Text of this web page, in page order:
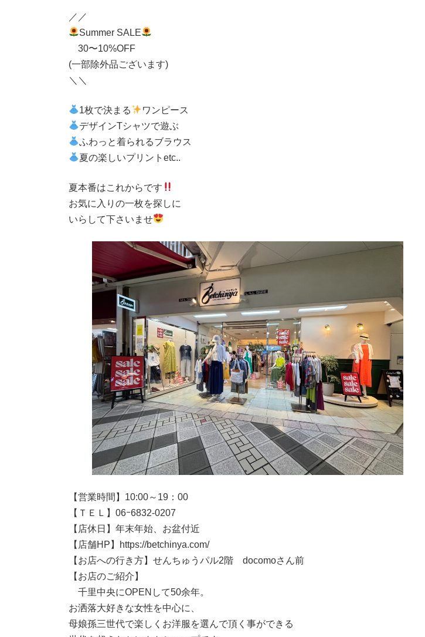
／／
Summer SALE
30〜10%OFF
(一部除外品ございます)
＼＼
1枚で決まる
ワンピース
デザインTシャツで遊ぶ
ふわっと着られるブラウス
夏の楽しいプリントetc..
夏本番はこれからです
お気に入りの一枚を探しに
いらして下さいませ
【営業時間】10:00～19：00
【ＴＥＬ】06ｰ6832-0207
【店休日】年末年始、お盆付近
【店舗HP】https://betchinya.com/
【お店への行き方】せんちゅうパル2階 docomoさん前
【お店のご紹介】
千里中央にOPENして50余年。
お洒落大好きな女性を中心に、
母娘孫三世代で楽しくお洋服を選んで頂く事ができる